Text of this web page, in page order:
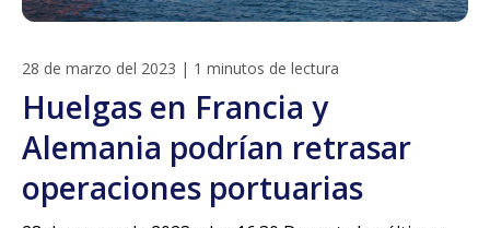
28 de marzo del 2023 | 1 minutos de lectura
Huelgas en Francia y
Alemania podrían retrasar
operaciones portuarias